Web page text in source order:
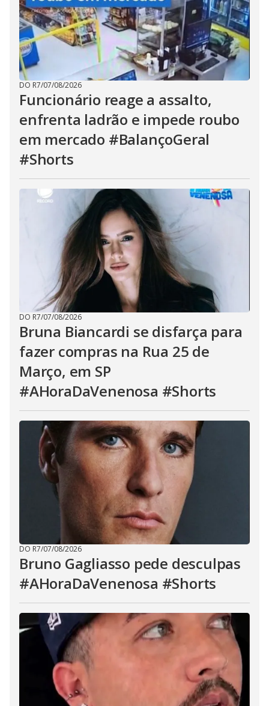
DO R7/07/08/2026
Funcionário reage a assalto,
enfrenta ladrão e impede roubo
em mercado #BalançoGeral
#Shorts
DO R7/07/08/2026
Bruna Biancardi se disfarça para
fazer compras na Rua 25 de
Março, em SP
#AHoraDaVenenosa #Shorts
DO R7/07/08/2026
Bruno Gagliasso pede desculpas
#AHoraDaVenenosa #Shorts